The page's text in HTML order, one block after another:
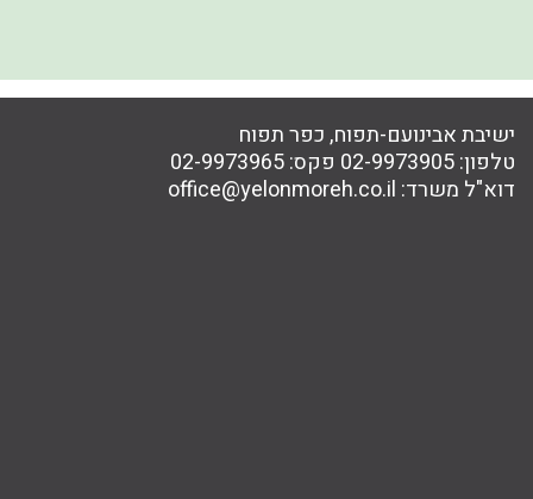
ישיבת אבינועם-תפוח, כפר תפוח
טלפון:02-9973905 פקס:02-9973965
דוא"ל משרד: office@yelonmoreh.co.il